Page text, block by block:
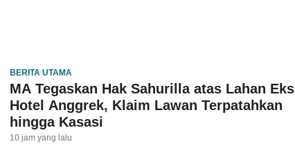
BERITA UTAMA
MA Tegaskan Hak Sahurilla atas Lahan Eks
Hotel Anggrek, Klaim Lawan Terpatahkan
hingga Kasasi
10 jam yang lalu